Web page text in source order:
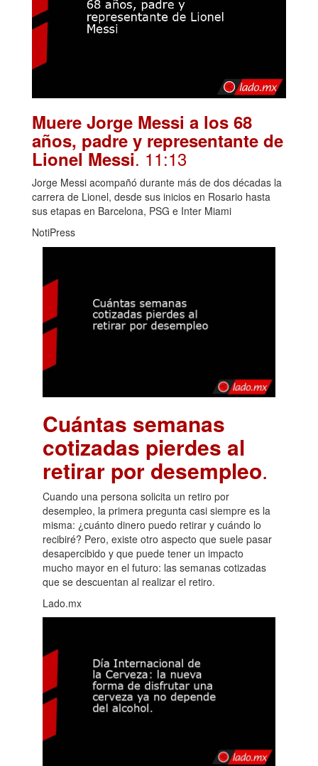
Muere Jorge Messi a los 68
años, padre y representante de
Lionel Messi. 11:13
Jorge Messi acompañó durante más de dos décadas la
carrera de Lionel, desde sus inicios en Rosario hasta
sus etapas en Barcelona, PSG e Inter Miami
NotiPress
Cuántas semanas
cotizadas pierdes al
retirar por desempleo.
Cuando una persona solicita un retiro por
desempleo, la primera pregunta casi siempre es la
misma: ¿cuánto dinero puedo retirar y cuándo lo
recibiré? Pero, existe otro aspecto que suele pasar
desapercibido y que puede tener un impacto
mucho mayor en el futuro: las semanas cotizadas
que se descuentan al realizar el retiro.
Lado.mx